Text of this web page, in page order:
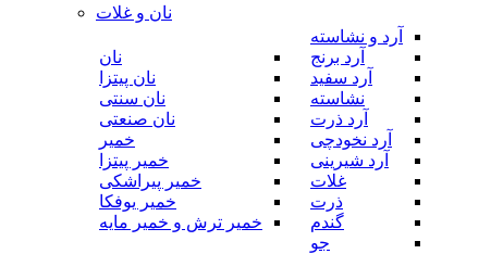
نان و غلات
آرد و نشاسته
آرد برنج
آرد سفید
نشاسته
آرد ذرت
آرد نخودچی
آرد شیرینی
غلات
ذرت
گندم
جو
نان
نان پیتزا
نان سنتی
نان صنعتی
خمیر
خمیر پیتزا
خمیر پیراشکی
خمیر یوفکا
خمیر ترش و خمیر مایه